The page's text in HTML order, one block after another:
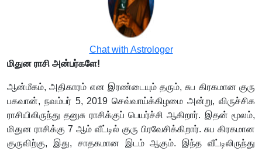
Chat with Astrologer
மிதுன ராசி அன்பர்களே!
ஆன்மீகம், அதிகாரம் என இரண்டையும் தரும், சுப கிரகமான குரு
பகவான், நவம்பர் 5, 2019 செவ்வாய்க்கிழமை அன்று, விருச்சிக
ராசியிலிருந்து தனுசு ராசிக்குப் பெயர்ச்சி ஆகிறார். இதன் மூலம்,
மிதுன ராசிக்கு 7 ஆம் வீட்டில் குரு பிரவேசிக்கிறார். சுப கிரகமான
குருவிற்கு, இது, சாதகமான இடம் ஆகும். இந்த வீட்டிலிருந்து